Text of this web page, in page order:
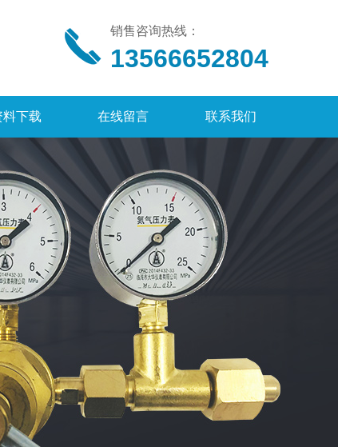
销售咨询热线：
13566652804
料下载 在线留言 联系我们